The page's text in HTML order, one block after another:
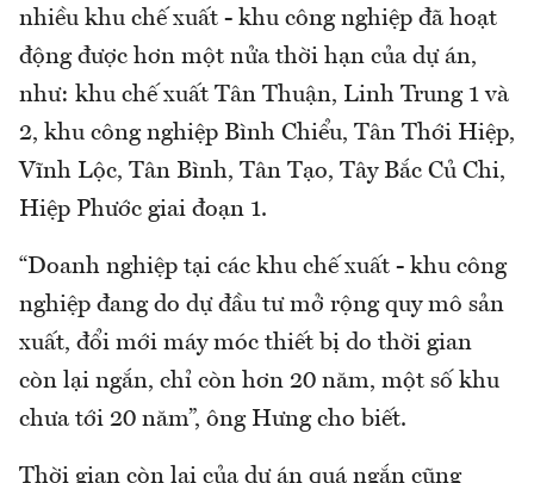
nhiều khu chế xuất - khu công nghiệp đã hoạt
động được hơn một nửa thời hạn của dự án,
như: khu chế xuất Tân Thuận, Linh Trung 1 và
2, khu công nghiệp Bình Chiểu, Tân Thới Hiệp,
Vĩnh Lộc, Tân Bình, Tân Tạo, Tây Bắc Củ Chi,
Hiệp Phước giai đoạn 1.
“Doanh nghiệp tại các khu chế xuất - khu công
nghiệp đang do dự đầu tư mở rộng quy mô sản
xuất, đổi mới máy móc thiết bị do thời gian
còn lại ngắn, chỉ còn hơn 20 năm, một số khu
chưa tới 20 năm”, ông Hưng cho biết.
Thời gian còn lại của dự án quá ngắn cũng